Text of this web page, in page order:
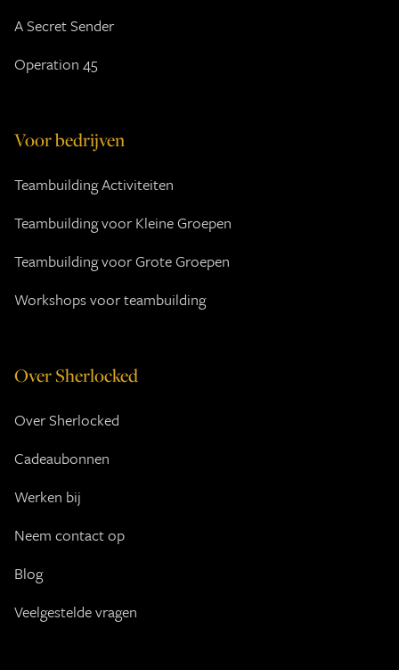
A Secret Sender
Operation 45
Voor bedrijven
Teambuilding Activiteiten
Teambuilding voor Kleine Groepen
Teambuilding voor Grote Groepen
Workshops voor teambuilding
Over Sherlocked
Over Sherlocked
Cadeaubonnen
Werken bij
Neem contact op
Blog
Veelgestelde vragen